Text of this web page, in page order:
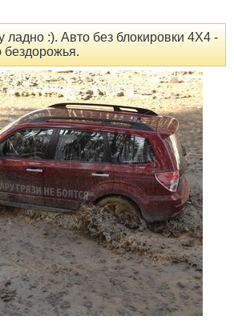
ладно :). Авто без блокировки 4Х4 -
бездорожья.